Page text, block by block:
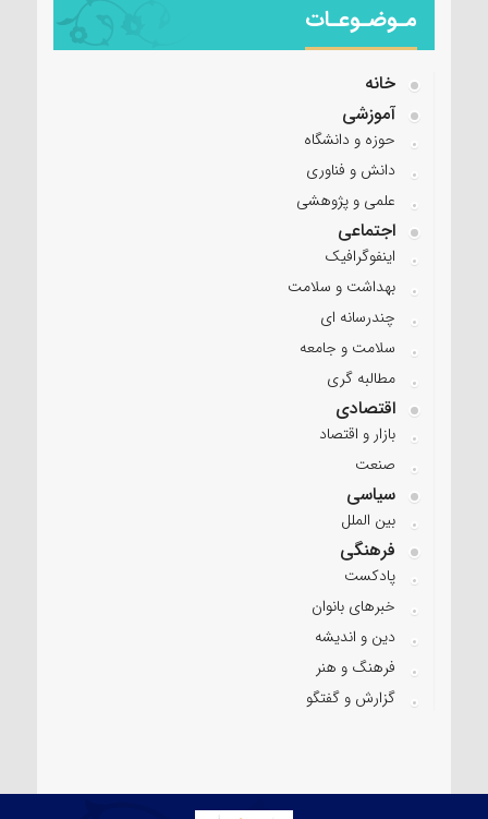
مـوضـوعـات
خانه
آموزشی
حوزه و دانشگاه
دانش و فناوری
علمی و پژوهشی
اجتماعی
اینفوگرافیک
بهداشت و سلامت
چندرسانه ای
سلامت و جامعه
مطالبه گری
اقتصادی
بازار و اقتصاد
صنعت
سیاسی
بین الملل
فرهنگی
پادکست
خبرهای بانوان
دین و اندیشه
فرهنگ و هنر
گزارش و گفتگو